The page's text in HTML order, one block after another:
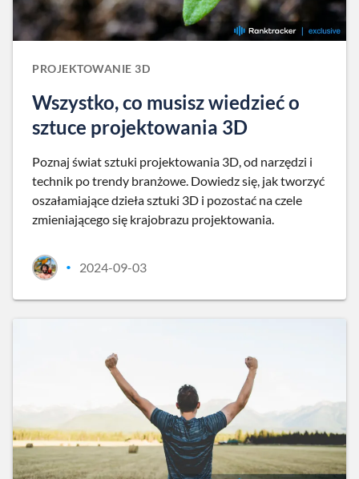
PROJEKTOWANIE 3D
Wszystko, co musisz wiedzieć o
sztuce projektowania 3D
Poznaj świat sztuki projektowania 3D, od narzędzi i
technik po trendy branżowe. Dowiedz się, jak tworzyć
oszałamiające dzieła sztuki 3D i pozostać na czele
zmieniającego się krajobrazu projektowania.
• 2024-09-03